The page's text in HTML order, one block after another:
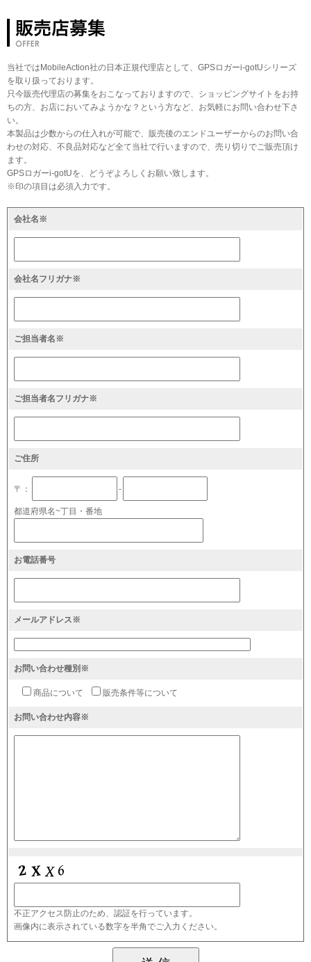
当社ではMobileAction社の日本正規代理店として、GPSロガーi-gotUシリーズ
を取り扱っております。
只今販売代理店の募集をおこなっておりますので、ショッピングサイトをお持
ちの方、お店においてみようかな？という方など、お気軽にお問い合わせ下さ
い。
本製品は少数からの仕入れが可能で、販売後のエンドユーザーからのお問い合
わせの対応、不良品対応など全て当社で行いますので、売り切りでご販売頂け
ます。
GPSロガーi-gotUを、どうぞよろしくお願い致します。
※印の項目は必須入力です。
会社名※
会社名フリガナ※
ご担当者名※
ご担当者名フリガナ※
ご住所
〒： -
都道府県名~丁目・番地
お電話番号
メールアドレス※
お問い合わせ種別※
商品について 販売条件等について
お問い合わせ内容※
不正アクセス防止のため、認証を行っています。
画像内に表示されている数字を半角でご入力ください。